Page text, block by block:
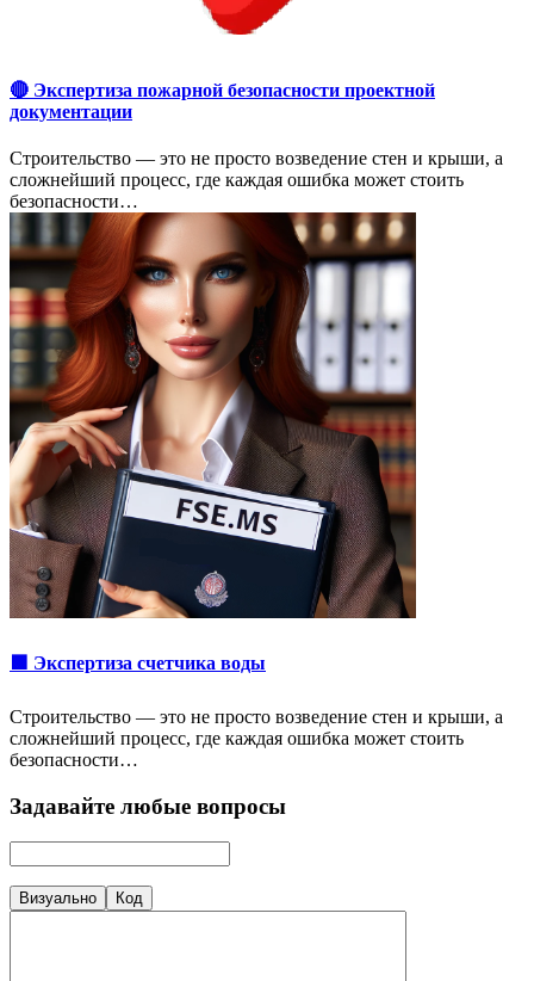
🔴 Экспертиза пожарной безопасности проектной
документации
Строительство — это не просто возведение стен и крыши, а
сложнейший процесс, где каждая ошибка может стоить
безопасности…
🟩 Экспертиза счетчика воды
Строительство — это не просто возведение стен и крыши, а
сложнейший процесс, где каждая ошибка может стоить
безопасности…
Задавайте любые вопросы
Визуально Код